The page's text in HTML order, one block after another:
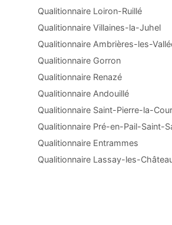
Qualitionnaire Loiron-Ruillé
Qualitionnaire Villaines-la-Juhel
Qualitionnaire Ambrières-les-
Qualitionnaire Gorron
Qualitionnaire Renazé
Qualitionnaire Andouillé
Qualitionnaire Saint-Pierre-la-Cour
Qualitionnaire Pré-en-Pail-Saint-
Qualitionnaire Entrammes
Qualitionnaire Lassay-les-